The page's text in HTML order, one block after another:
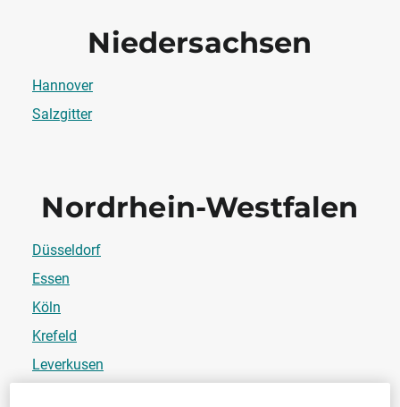
Niedersachsen
Hannover
Salzgitter
Nordrhein-Westfalen
Düsseldorf
Essen
Köln
Krefeld
Leverkusen